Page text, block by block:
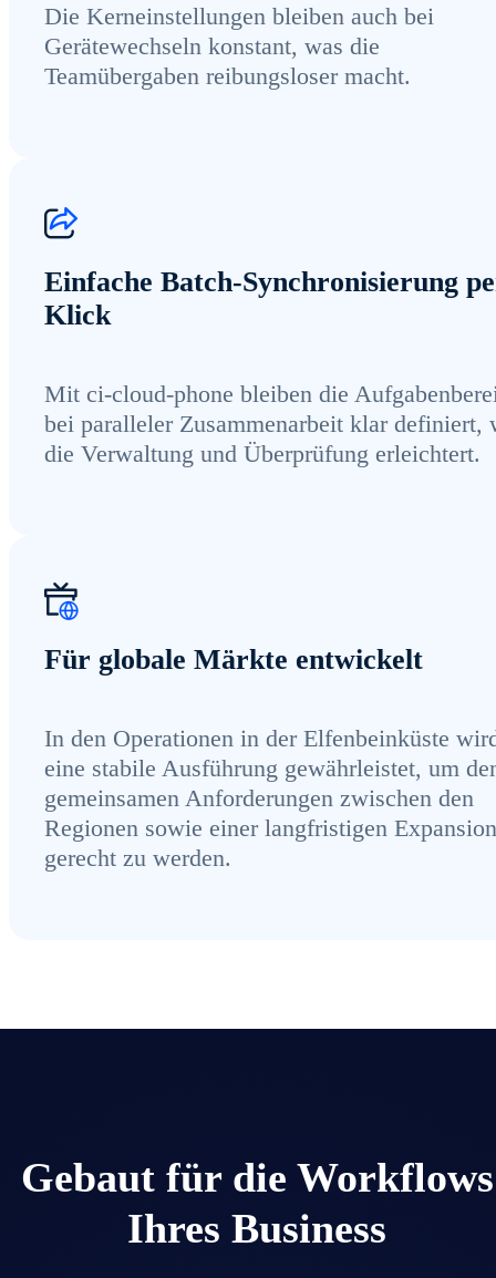
Die Kerneinstellungen bleiben auch bei
Gerätewechseln konstant, was die
Teamübergaben reibungsloser macht.
Einfache Batch-Synchronisierung
Klick
Mit ci-cloud-phone bleiben die
bei paralleler Zusammenarbeit klar definiert,
die Verwaltung und Überprüfung erleichtert.
Für globale Märkte entwickelt
In den Operationen in der Elfenbeinküste
eine stabile Ausführung gewährleistet, um
gemeinsamen Anforderungen zwischen den
Regionen sowie einer langfristigen Expansion
gerecht zu werden.
Gebaut für die Workflows
Ihres Business